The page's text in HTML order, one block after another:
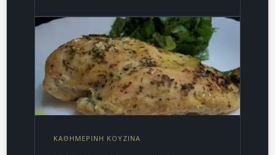
ΚΑΘΗΜΕΡΙΝΗ ΚΟΥΖΙΝΑ